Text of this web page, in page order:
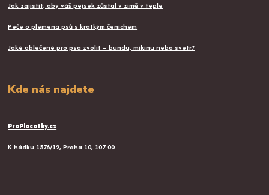
Jak zajistit, aby váš pejsek zůstal v zimě v teple
Péče o plemena psů s krátkým čenichem
Jaké oblečené pro psa zvolit – bundu, mikinu nebo svetr?
Kde nás najdete
ProPlacatky.cz
K hádku 1576/12, Praha 10, 107 00